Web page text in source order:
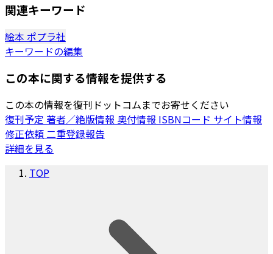
関連キーワード
絵本 ポプラ社
キーワードの編集
この本に関する情報を提供する
この本の情報を復刊ドットコムまでお寄せください
復刊予定 著者／絶版情報 奥付情報 ISBNコード サイト情報
修正依頼二重登録報告
詳細を見る
TOP